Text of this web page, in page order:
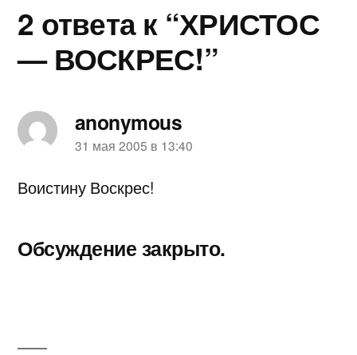
2 ответа к “ХРИСТОС
— ВОСКРЕС!”
anonymous
пишет:
31 мая 2005 в 13:40
Воистину Воскрес!
Обсуждение закрыто.